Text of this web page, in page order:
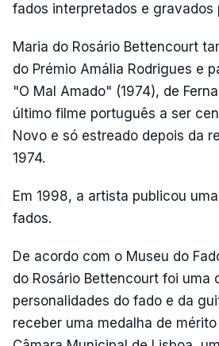
fados interpretados e gravados
Maria do Rosário Bettencourt
do Prémio Amália Rodrigues e
"O Mal Amado" (1974), de
último filme português a ser
Novo e só estreado depois da
1974.
Em 1998, a artista publicou
fados.
De acordo com o Museu do
do Rosário Bettencourt foi uma
personalidades do fado e da
receber uma medalha de